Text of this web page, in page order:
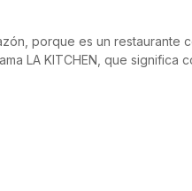
porque es un restaurante
LA KITCHEN, que significa